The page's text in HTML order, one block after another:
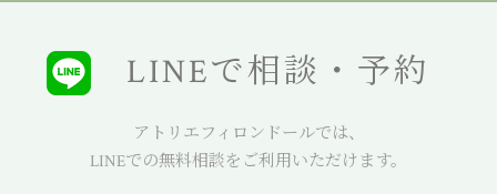
LINEで相談・予約
アトリエフィロンドールでは、
LINEでの無料相談をご利用いただけます。